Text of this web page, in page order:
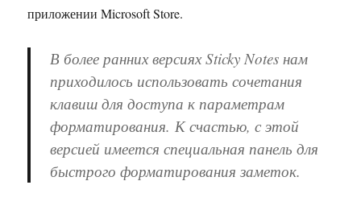
приложении Microsoft Store.
В более ранних версиях Sticky Notes нам
приходилось использовать сочетания
клавиш для доступа к параметрам
форматирования. К счастью, с этой
версией имеется специальная панель для
быстрого форматирования заметок.